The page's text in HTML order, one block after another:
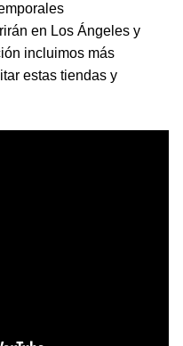
en Los Ángeles y
incluimos más
estas tiendas y